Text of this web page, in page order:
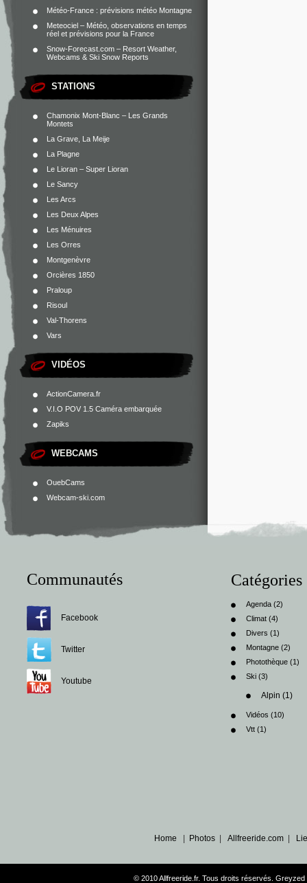
Météo-France : prévisions météo Montagne
Meteociel – Météo, observations en temps
réel et prévisions pour la France
Snow-Forecast.com – Resort Weather,
Webcams & Ski Snow Reports
STATIONS
Chamonix Mont-Blanc – Les Grands
Montets
La Grave, La Meije
La Plagne
Le Lioran – Super Lioran
Le Sancy
Les Arcs
Les Deux Alpes
Les Ménuires
Les Orres
Montgenèvre
Orcières 1850
Praloup
Risoul
Val-Thorens
Vars
VIDÉOS
ActionCamera.fr
V.I.O POV 1.5 Caméra embarquée
Zapiks
WEBCAMS
OuebCams
Webcam-ski.com
Communautés
Facebook
Twitter
Youtube
Catégories
Agenda (2)
Climat (4)
Divers (1)
Montagne (2)
Photothèque (1)
Ski (3)
Alpin (1)
Vidéos (10)
Vtt (1)
Home | Photos | Allfreeride.com |
© 2010 Allfreeride.fr. Tous droits réservés.